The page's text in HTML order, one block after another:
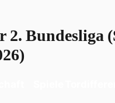
2. Bundesliga